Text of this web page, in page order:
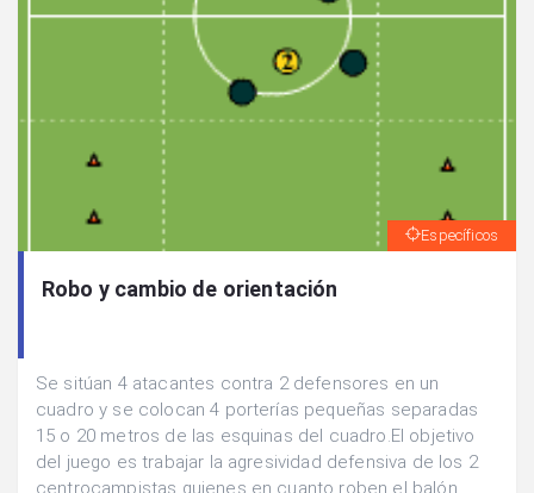
Específicos
Robo y cambio de orientación
Se sitúan 4 atacantes contra 2 defensores en un
cuadro y se colocan 4 porterías pequeñas separadas
15 o 20 metros de las esquinas del cuadro.El objetivo
del juego es trabajar la agresividad defensiva de los 2
centrocampistas quienes en cuanto roben el balón